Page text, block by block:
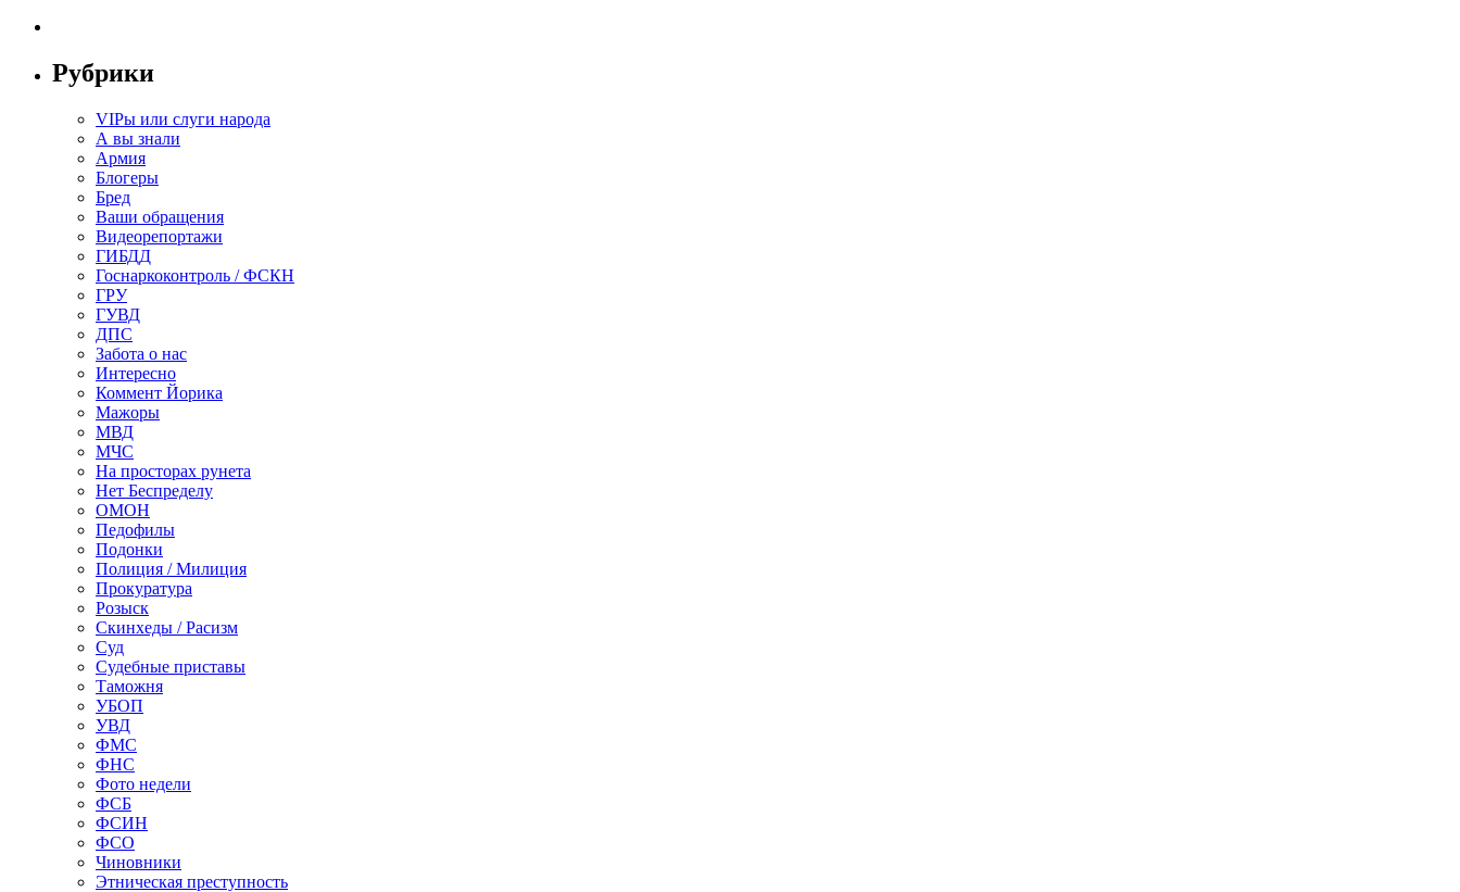
Рубрики
VIPы или слуги народа
А вы знали
Армия
Блогеры
Бред
Ваши обращения
Видеорепортажи
ГИБДД
Госнаркоконтроль / ФСКН
ГРУ
ГУВД
ДПС
Забота о нас
Интересно
Коммент Йорика
Мажоры
МВД
МЧС
На просторах рунета
Нет Беспределу
ОМОН
Педофилы
Подонки
Полиция / Милиция
Прокуратура
Розыск
Скинхеды / Расизм
Суд
Судебные приставы
Таможня
УБОП
УВД
ФМС
ФНС
Фото недели
ФСБ
ФСИН
ФСО
Чиновники
Этническая преступность